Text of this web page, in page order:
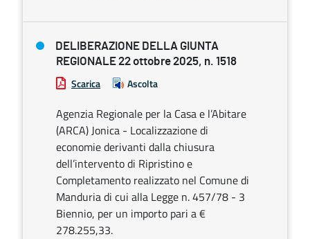
DELIBERAZIONE DELLA GIUNTA
REGIONALE 22 ottobre 2025, n. 1518
Scarica Ascolta
Agenzia Regionale per la Casa e l’Abitare
(ARCA) Jonica - Localizzazione di
economie derivanti dalla chiusura
dell’intervento di Ripristino e
Completamento realizzato nel Comune di
Manduria di cui alla Legge n. 457/78 - 3
Biennio, per un importo pari a €
278.255,33.